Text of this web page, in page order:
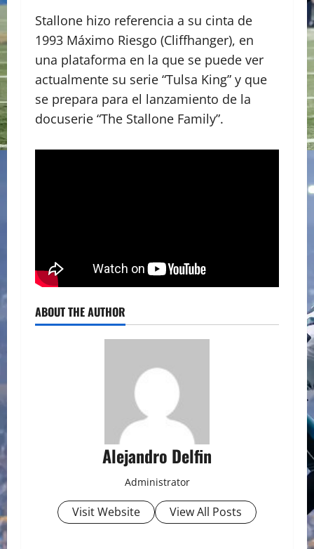
Stallone hizo referencia a su cinta de
1993 Máximo Riesgo (Cliffhanger), en
una plataforma en la que se puede ver
actualmente su serie “Tulsa King” y que
se prepara para el lanzamiento de la
docuserie “The Stallone Family”.
ABOUT THE AUTHOR
Alejandro Delfin
Administrator
Visit Website View All Posts